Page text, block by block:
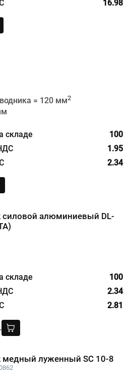
16.98
= 120 мм2
100
1.95
2.34
силовой алюминиевый DL-
100
2.34
2.81
медный луженный SC 10-8